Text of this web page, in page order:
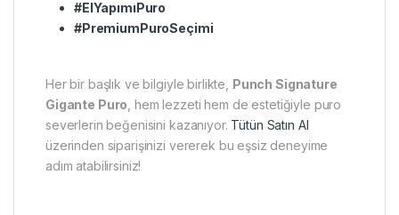
#ElYapımıPuro
#PremiumPuroSeçimi
Her bir başlık ve bilgiyle birlikte, Punch Signature
Gigante Puro , hem lezzeti hem de estetiğiyle puro
severlerin beğenisini kazanıyor. Tütün Satın Al
üzerinden siparişinizi vererek bu eşsiz deneyime
adım atabilirsiniz!